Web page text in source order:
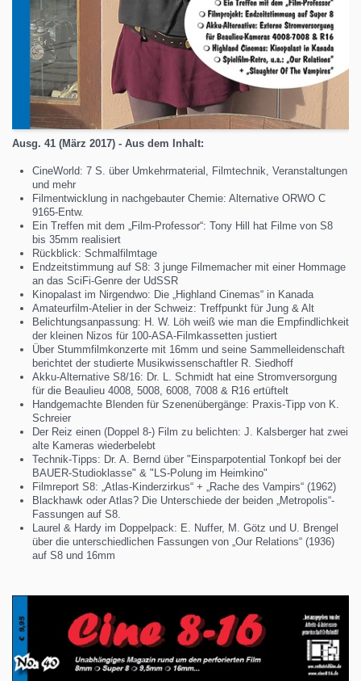
Ausg. 41 (März 2017) - Aus dem Inhalt:
CineWorld: 7 S. über Umkehrmaterial, Filmtechnik, Veranstaltungen
und mehr
Filmentwicklung in nachgebauter Chemie: Alternative ORWO C
9165-Entw.
Ein Treffen mit dem „Film-Professor“: Tony Hill hat Filme von S8
bis 35mm realisiert
Rückblick: Schmalfilmtage
Endzeitstimmung auf S8: 3 junge Filmemacher mit einer Hommage
an das SciFi-Genre der UdSSR
Kinopalast im Nirgendwo: Die „Highland Cinemas“ in Kanada
Amateurfilm-Atelier in der Schweiz: Treffpunkt für Jung & Alt
Belichtungsanpassung: H. W. Löh weiß wie man die Empfindlichkeit
der kleinen Nizos für 100-ASA-Filmkassetten justiert
Über Stummfilmkonzerte mit 16mm und seine Sammelleidenschaft
berichtet der studierte Musikwissenschaftler R. Siedhoff
Akku-Alternative S8/16: Dr. L. Schmidt hat eine Stromversorgung
für die Beaulieu 4008, 5008, 6008, 7008 & R16 ertüftelt
Handgemachte Blenden für Szenenübergänge: Praxis-Tipp von K.
Schreier
Der Reiz einen (Doppel 8-) Film zu belichten: J. Kalsberger hat zwei
alte Kameras wiederbelebt
Technik-Tipps: Dr. A. Bernd über "Einsparpotential Tonkopf bei der
BAUER-Studioklasse" & "LS-Polung im Heimkino"
Filmreport S8: „Atlas-Kinderzirkus“ + „Rache des Vampirs“ (1962)
Blackhawk oder Atlas? Die Unterschiede der beiden „Metropolis“-
Fassungen auf S8.
Laurel & Hardy im Doppelpack: E. Nuffer, M. Götz und U. Brengel
über die unterschiedlichen Fassungen von „Our Relations“ (1936)
auf S8 und 16mm